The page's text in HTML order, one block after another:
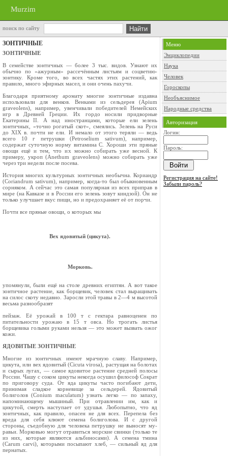
Murzim
поиск по сайту
ЗОНТИЧНЫЕ
ЗОНТИЧНЫЕ
В семействе зонтичных — более 3 тыс. ви­дов. Узнают их
обычно по «ажурным» рассечённым листьям и соцветию-
зонтику. Кроме того, во всех частях этих растений, как
правило, много эфирных масел, и они очень пахучи.
Благодаря приятному аромату многие зонтичные издавна
использовали для вен­ков. Венками из сельдерея (Apium
graveolens), например, увенчивали победителей Немейских
игр в Древней Греции. Их гордо носили придворные
Екатерины II. А над иностранцами, которые ели зелень
зонтич­ных, «точно рогатый скот», смеялись. Зелень на Руси
до XIX в. почти не ели. И немало от этого теряли — ведь
всего 10 г петрушки (Petroselium sativum), например,
содержат суточную норму витамина С. Хороши эти пряные
овощи ещё и тем, что их можно собирать уже весной. К
примеру, укроп (Anethum graveolens) можно собирать уже
через три недели после посева.
История многих культурных зонтичных необычна. Кориандр
(Coriandrum sativum), например, когда-то был обыкновенным
сор­няком. А сейчас это самая популярная из всех приправ в
мире (на Кавказе и в России его зелень зовут киндзой). Он не
только улучшает вкус пищи, но и предохраняет её от порчи.
Почти все пряные овощи, о которых мы
Вех ядовитый (цикута).
Морковь.
упомянули, были ещё на столе древ­них египтян. А вот такое
зонтичное растение, как борщевик, человек стал выращивать
на силос скоту недавно. Заросли этой травы в 2—4 м высотой
весьма разнообразят
пейзаж. Её урожай в 100 т с гектара равноценен по
питательности урожаю в 15 т овса. Но трогать листья
борщевика голыми руками нельзя — это может вызвать ожог
кожи.
ЯДОВИТЫЕ ЗОНТИЧНЫЕ
Многие из зонтичных имеют мрачную славу. Например,
цикута, или вех ядовитый (Cicuta virosa), растущая на болотах
и сы­рых лугах, — самое ядовитое рас­тение средней полосы
России. Чашу с соком цикуты некогда осушил философ Сократ
по приговору суда. От яда цикуты часто погибают дети,
принимая сладкое корневище за сельдерей. Ядовитый
болиголов (Conium maculatum) узнать легко — по запаху,
напоминающему мышиный. При отравлении им, как и
цикутой, смерть наступает от удушья. Любопытно, что яд
зонтичных, как правило, опасен не для всех. Перепела без
вреда для се­бя клюют семена болиголова. И с другой
стороны, съедобную для чело­века петрушку не выносят му­
равьи. Морковью могут отравиться морские свинки (толь­ко те
из них, которые являются альбиносами). А семена тмина
(Carum carvi), которыми посыпают хлеб, — сильный яд для
пернатых.
Меню
Энциклопедии
Наука
Человек
Гороскопы
Необъяснимое
Народные средства
Авторизация
Логин:
Пароль:
Регистрация на сайте!
Забыли пароль?